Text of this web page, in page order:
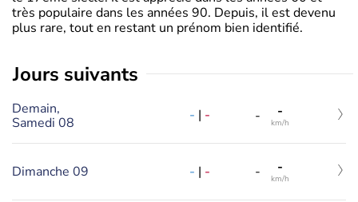
très populaire dans les années 90. Depuis, il est devenu
plus rare, tout en restant un prénom bien identifié.
jours suivants
Demain,
Samedi 08
- | - - -
km/h
Dimanche 09 - | - - -
km/h